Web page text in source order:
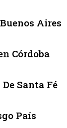
Aires
Córdoba
Santa Fé
País